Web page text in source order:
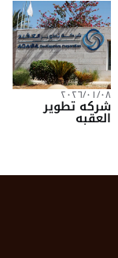
٠٨‏/٠١‏/٢٠٢٦
شركه تطوير
العقبه